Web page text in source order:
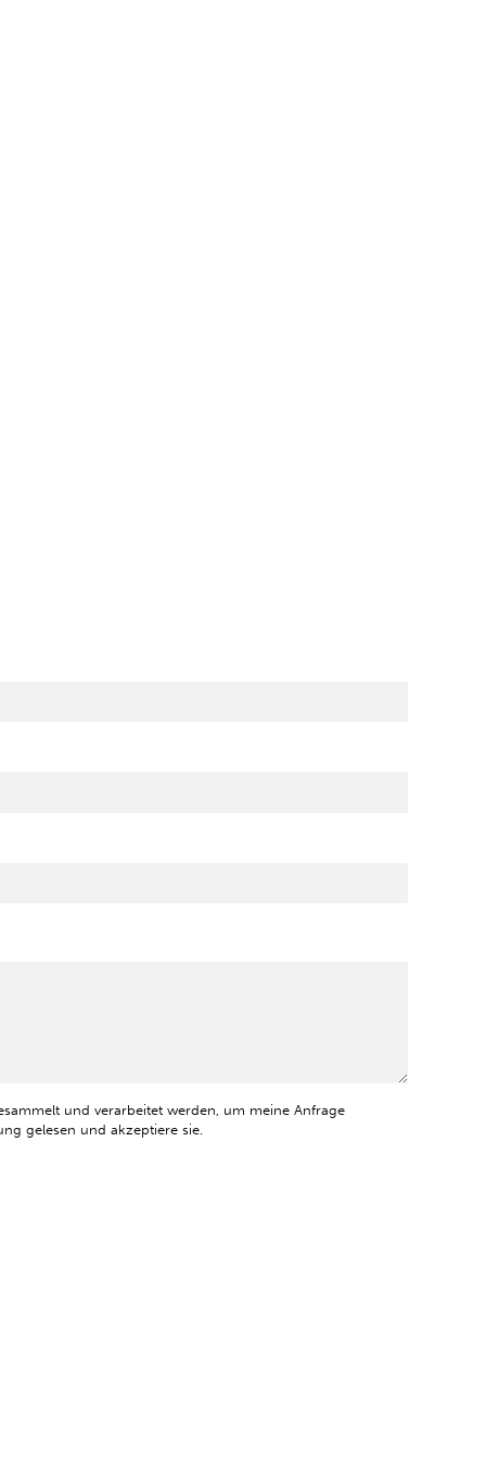
und verarbeitet werden, um meine Anfrage
gelesen und akzeptiere sie.